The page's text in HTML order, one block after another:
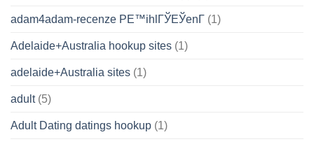
adam4adam-recenze PЕ™ihlГЎЕЎenГ­ (1)
Adelaide+Australia hookup sites (1)
adelaide+Australia sites (1)
adult(5)
Adult Dating datings hookup (1)